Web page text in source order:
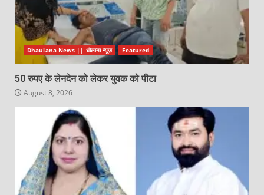
Dhaulana News || धौलाना न्यूज़ Featured
50 रुपए के लेनदेन को लेकर युवक को पीटा
August 8, 2026